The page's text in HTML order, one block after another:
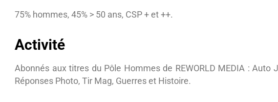
75% hommes, 45% > 50 ans, CSP + et ++.
Activité
Abonnés aux titres du Pôle Hommes de REWORLD MEDIA :
Réponses Photo, Tir Mag, Guerres et Histoire.